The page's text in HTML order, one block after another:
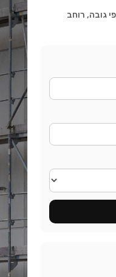
גובה, רוחב